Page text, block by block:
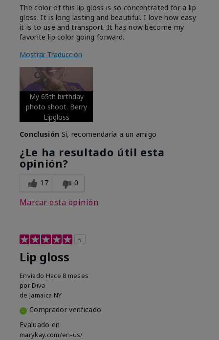
The color of this lip gloss is so concentrated for a lip
gloss. It is long lasting and beautiful. I love how easy
it is to use and transport. It has now become my
favorite lip color going forward.
Mostrar Traducción
My 65th birthday
photo shoot. Berry
Lipgloss
Conclusión Sí, recomendaría a un amigo
¿Le ha resultado útil esta
opinión?
17 0
Marcar esta opinión
5
Lip gloss
Enviado Hace 8 meses
por Diva
de Jamaica NY
Comprador verificado
Evaluado en
marykay.com/en-us/